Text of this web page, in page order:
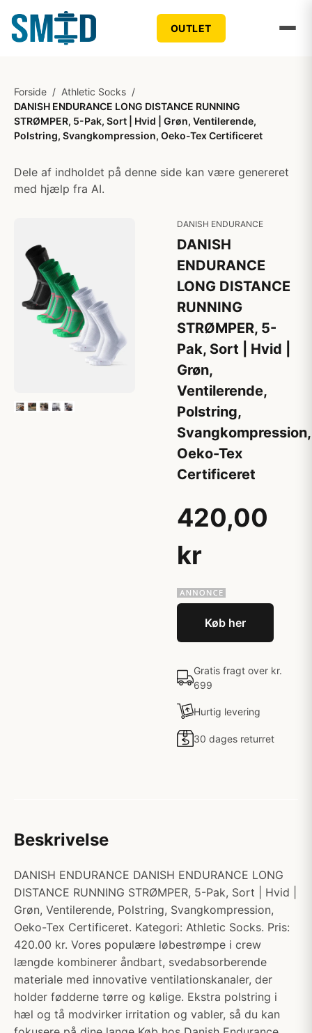
OUTLET
Forside / Athletic Socks /
DANISH ENDURANCE LONG DISTANCE RUNNING
STRØMPER, 5-Pak, Sort | Hvid | Grøn, Ventilerende,
Polstring, Svangkompression, Oeko-Tex Certificeret
Dele af indholdet på denne side kan være genereret
med hjælp fra AI.
DANISH ENDURANCE
DANISH
ENDURANCE
LONG DISTANCE
RUNNING
STRØMPER, 5-
Pak, Sort | Hvid |
Grøn,
Ventilerende,
Polstring,
Svangkompression,
Oeko-Tex
Certificeret
420,00
kr
Køb her
Gratis fragt over kr.
699
Hurtig levering
30 dages returret
Beskrivelse
DANISH ENDURANCE DANISH ENDURANCE LONG
DISTANCE RUNNING STRØMPER, 5-Pak, Sort | Hvid |
Grøn, Ventilerende, Polstring, Svangkompression,
Oeko-Tex Certificeret. Kategori: Athletic Socks. Pris:
420.00 kr. Vores populære løbestrømpe i crew
længde kombinerer åndbart, svedabsorberende
materiale med innovative ventilationskanaler, der
holder fødderne tørre og kølige. Ekstra polstring i
hæl og tå modvirker irritation og vabler, så du kan